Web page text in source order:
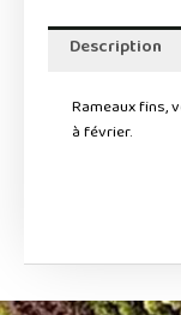
Description
Rameaux fins,
à février.